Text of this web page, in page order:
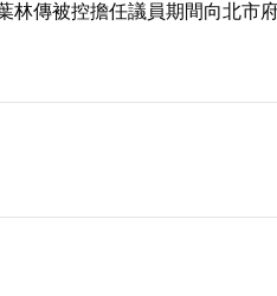
林傳被控擔任議員期間向北市